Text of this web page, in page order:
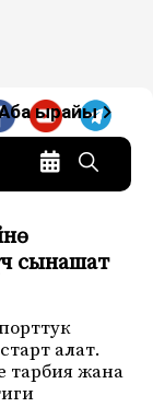
—
ырайы
сынашат
алат.
тарбия жана